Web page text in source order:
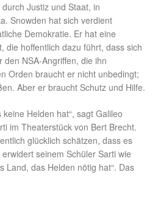
Justiz und Staat, in
Snowden hat sich verdient
Demokratie. Er hat eine
die hoffentlich dazu führt, dass sich
NSA-Angriffen, die ihn
Orden braucht er nicht unbedingt;
Aber er braucht Schutz und Hilfe.
Helden hat“, sagt Galileo
im Theaterstück von Bert Brecht.
glücklich schätzen, dass es
seinem Schüler Sarti wie
Land, das Helden nötig hat“. Das